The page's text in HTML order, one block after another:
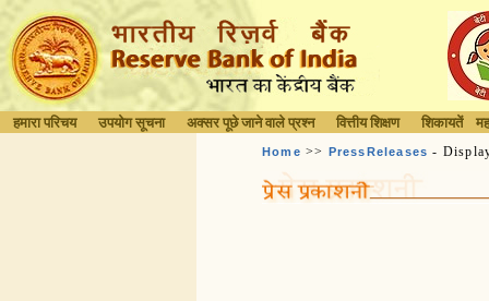
हमारा परिचय उपयोग सूचना अक्सर पूछे जाने वाले प्रश्न वित्तीय शिक्षण शिकायतें
Home >> PressReleases -